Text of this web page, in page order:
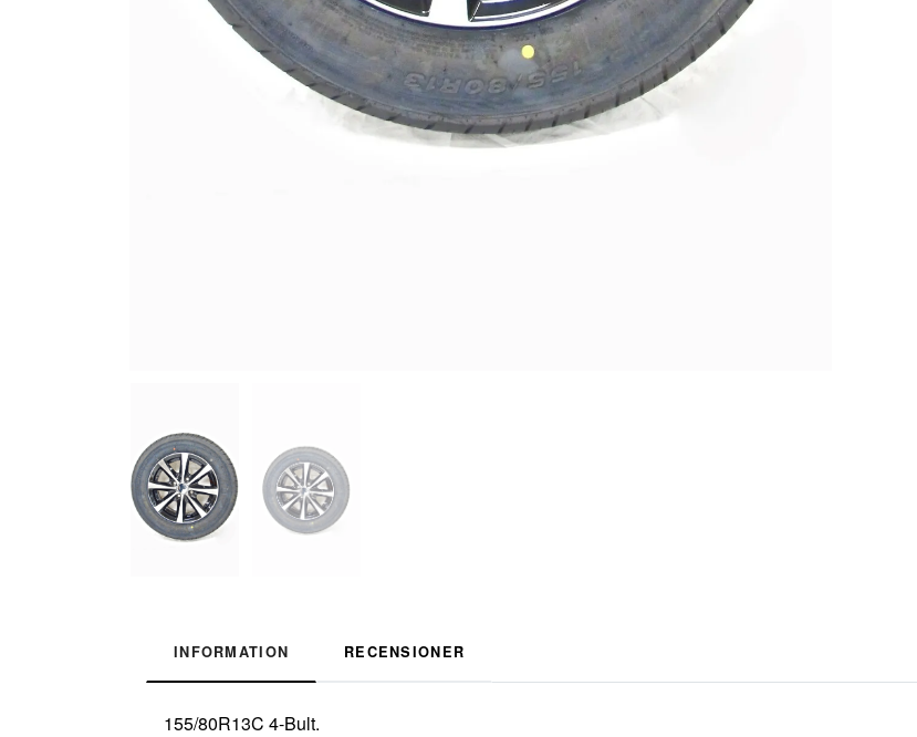
INFORMATION RECENSIONER
155/80R13C 4-Bult.